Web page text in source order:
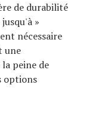
de durabilité
»
nécessaire
une
peine de
options